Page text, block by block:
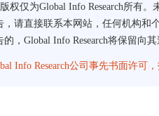
权仅为Global Info Research所有
请直接联系本网站，任何机构和
，Global Info Research将保留向其
Info Research公司事先书面许可